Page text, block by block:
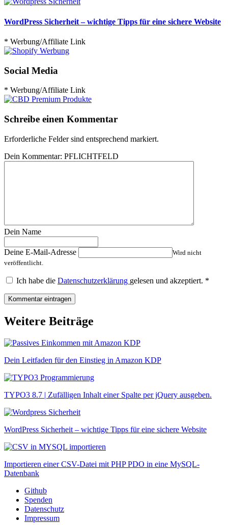
WordPress Sicherheit – wichtige Tipps für eine sichere Website
* Werbung/Affiliate Link
Social Media
* Werbung/Affiliate Link
Schreibe einen Kommentar
Erforderliche Felder sind entsprechend markiert.
Dein Kommentar: PFLICHTFELD
Dein Name
Deine E-Mail-Adresse
Wird nicht
veröffentlicht.
Ich habe die Datenschutzerklärung gelesen und akzeptiert. *
Weitere Beiträge
Dein Leitfaden für den Einstieg in Amazon KDP
TYPO3 8.7 | Zufälligen Inhalt einer Spalte per jQuery ausgeben.
WordPress Sicherheit – wichtige Tipps für eine sichere Website
Importieren einer CSV-Datei mit PHP PDO in eine MySQL-
Datenbank
Github
Spenden
Datenschutz
Impressum